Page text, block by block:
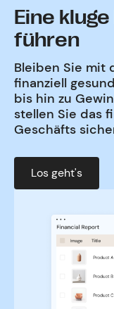
Eine
führen
Bleiben Sie mit
finanziell
bis hin zu
stellen Sie das
Geschäfts
Los geht's